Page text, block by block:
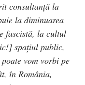
consultanță la
la diminuarea
fascistă, la cultul
spațiul public,
vom vorbi pe
în România,